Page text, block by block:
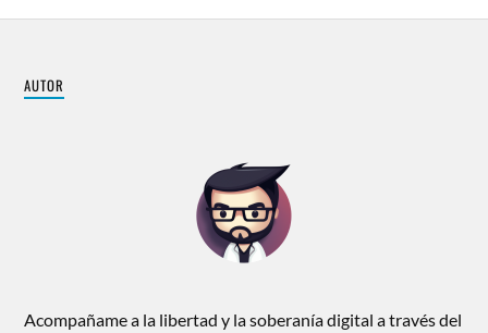
AUTOR
Acompañame a la libertad y la soberanía digital a través del